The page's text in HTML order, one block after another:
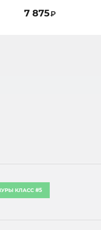
7 875₽
КЛАСС #5